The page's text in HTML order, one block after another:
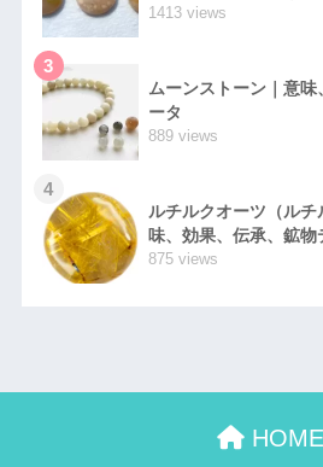
1413 views
3
ムーンストーン｜意
ータ
889 views
4
ルチルクオーツ（ル
味、効果、伝承、鉱物
875 views
HOME